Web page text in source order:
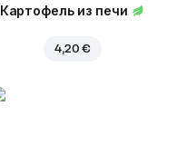
Картофель из печи
4,20 €